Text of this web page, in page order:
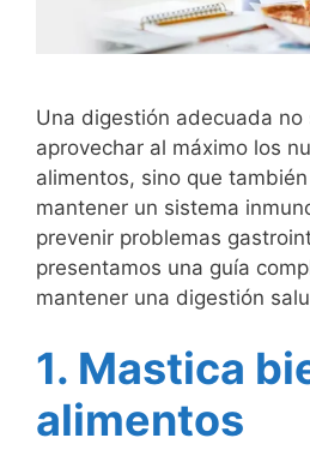
Una digestión adecuada no
aprovechar al máximo los
alimentos, sino que
mantener un sistema
prevenir problemas
presentamos una guía
mantener una digestión
1. Mastica
alimentos